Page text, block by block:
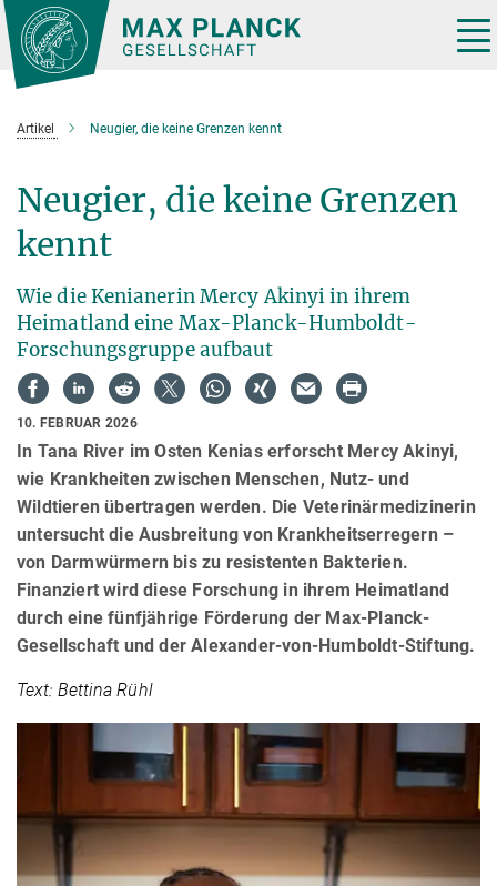
Hauptinhalt
Artikel Neugier, die keine Grenzen kennt
Neugier, die keine Grenzen
kennt
Wie die Kenianerin Mercy Akinyi in ihrem
Heimatland eine Max-Planck-Humboldt-
Forschungsgruppe aufbaut
10. FEBRUAR 2026
In Tana River im Osten Kenias erforscht Mercy Akinyi,
wie Krankheiten zwischen Menschen, Nutz- und
Wildtieren übertragen werden. Die Veterinärmedizinerin
untersucht die Ausbreitung von Krankheitserregern –
von Darmwürmern bis zu resistenten Bakterien.
Finanziert wird diese Forschung in ihrem Heimatland
durch eine fünfjährige Förderung der Max-Planck-
Gesellschaft und der Alexander-von-Humboldt-Stiftung.
Text: Bettina Rühl